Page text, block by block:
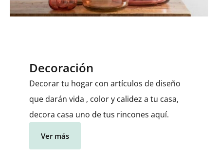
Decoración
Decorar tu hogar con artículos de diseño
que darán vida , color y calidez a tu casa,
decora casa uno de tus rincones aquí.
Ver más